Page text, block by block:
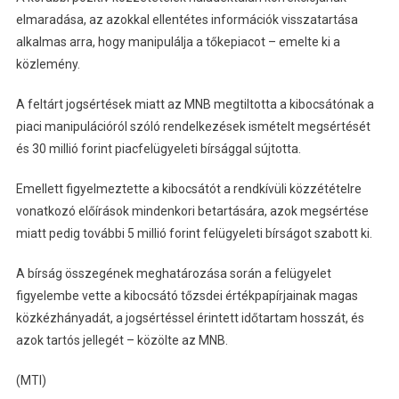
elmaradása, az azokkal ellentétes információk visszatartása
alkalmas arra, hogy manipulálja a tőkepiacot – emelte ki a
közlemény.
A feltárt jogsértések miatt az MNB megtiltotta a kibocsátónak a
piaci manipulációról szóló rendelkezések ismételt megsértését
és 30 millió forint piacfelügyeleti bírsággal sújtotta.
Emellett figyelmeztette a kibocsátót a rendkívüli közzétételre
vonatkozó előírások mindenkori betartására, azok megsértése
miatt pedig további 5 millió forint felügyeleti bírságot szabott ki.
A bírság összegének meghatározása során a felügyelet
figyelembe vette a kibocsátó tőzsdei értékpapírjainak magas
közkézhányadát, a jogsértéssel érintett időtartam hosszát, és
azok tartós jellegét – közölte az MNB.
(MTI)